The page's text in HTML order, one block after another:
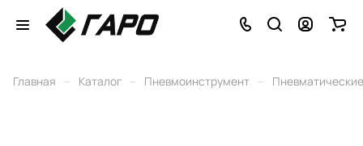
Главная – Каталог – Пневмоинструмент –